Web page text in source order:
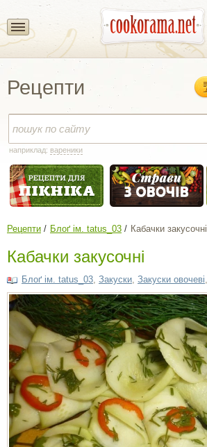
Рецепти
наприклад: вареники
Рецепти Блоґ ім. tatus_03 Кабачки закусочні
Кабачки закусочні
Блоґ ім. tatus_03 Закуски Закуски овочеві